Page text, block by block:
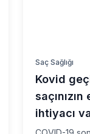
Saç Sağlığı
Kovid
ihtiyacı